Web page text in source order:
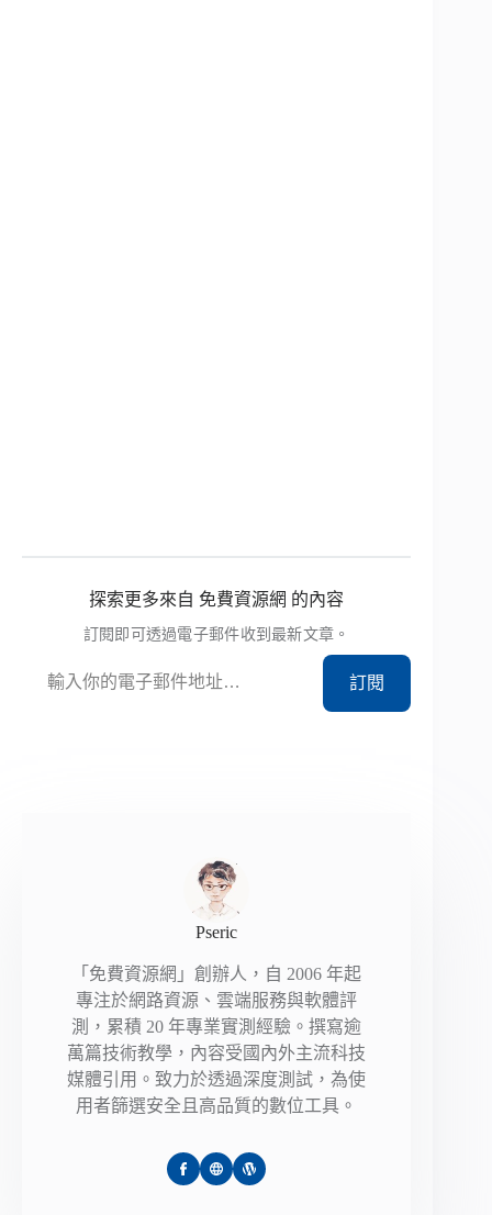
探索更多來自 免費資源網 的內容
訂閱即可透過電子郵件收到最新文章。
訂閱
Pseric
「免費資源網」創辦人，自 2006 年起
專注於網路資源、雲端服務與軟體評
測，累積 20 年專業實測經驗。撰寫逾
萬篇技術教學，內容受國內外主流科技
媒體引用。致力於透過深度測試，為使
用者篩選安全且高品質的數位工具。